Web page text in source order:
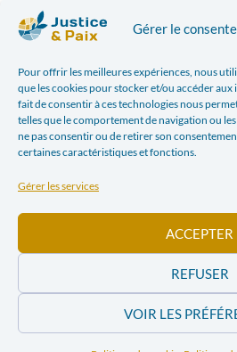
Gérer le
Pour offrir les meilleures expériences, nous
que les cookies pour stocker et/ou accéder
fait de consentir à ces technologies nous
telles que le comportement de navigation ou
ne pas consentir ou de retirer son
certaines caractéristiques et fonctions.
Gérer les services
ACCEPTER
REFUSER
VOIR LES
POLITIQUE DE CONFIDENTIALITÉ| JUSTICE & PAIX –
BRUXELLES TÉL : +32 (0) 2 896 95 00